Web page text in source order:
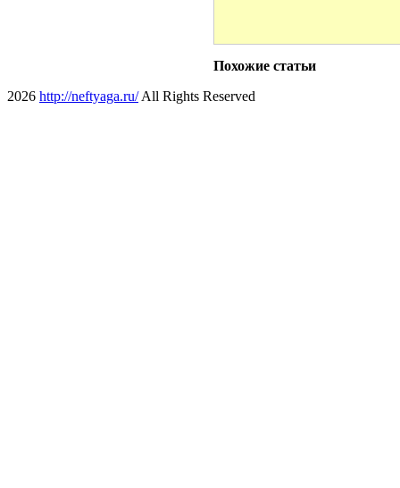
Похожие статьи
2026 http://neftyaga.ru/All Rights Reserved